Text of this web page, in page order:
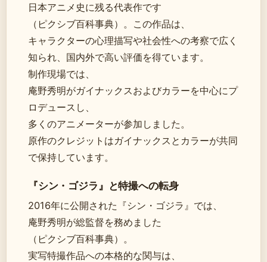
日本アニメ史に残る代表作です
（ピクシブ百科事典）。この作品は、
キャラクターの心理描写や社会性への考察で広く
知られ、国内外で高い評価を得ています。
制作現場では、
庵野秀明がガイナックスおよびカラーを中心にプ
ロデュースし、
多くのアニメーターが参加しました。
原作のクレジットはガイナックスとカラーが共同
で保持しています。
『シン・ゴジラ』と特撮への転身
2016年に公開された『シン・ゴジラ』では、
庵野秀明が総監督を務めました
（ピクシブ百科事典）。
実写特撮作品への本格的な関与は、